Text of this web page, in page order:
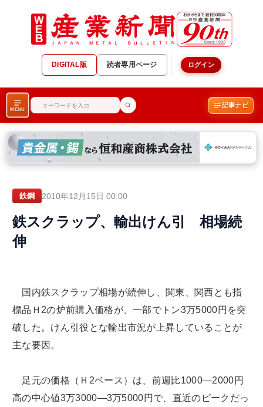
DIGITAL版 読者専用ページ ログイン
MENU
記事ナビ
鉄鋼 2010年12月15日 00:00
鉄スクラップ、輸出けん引 相場続
伸
国内鉄スクラップ相場が続伸し、関東、関西とも指
標品Ｈ2の炉前購入価格が、一部でトン3万5000円を突
破した。けん引役とな輸出市況が上昇していることが
主な要因。
足元の価格（Ｈ2ベース）は、前週比1000―2000円
高の中心値3万3000―3万5000円で、直近のピークだっ